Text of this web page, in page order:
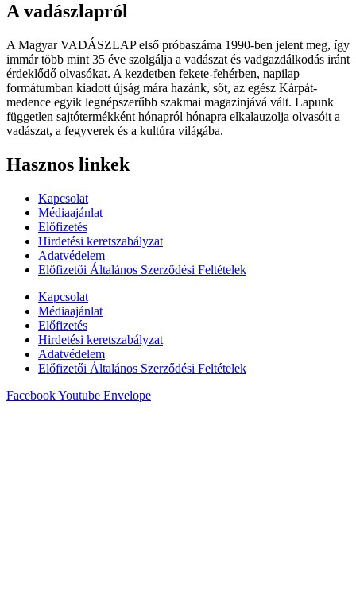
A vadászlapról
A Magyar VADÁSZLAP első próbaszáma 1990-ben jelent meg, így
immár több mint 35 éve szolgálja a vadászat és vadgazdálkodás iránt
érdeklődő olvasókat. A kezdetben fekete-fehérben, napilap
formátumban kiadott újság mára hazánk, sőt, az egész Kárpát-
medence egyik legnépszerűbb szakmai magazinjává vált. Lapunk
független sajtótermékként hónapról hónapra elkalauzolja olvasóit a
vadászat, a fegyverek és a kultúra világába.
Hasznos linkek
Kapcsolat
Médiaajánlat
Előfizetés
Hirdetési keretszabályzat
Adatvédelem
Előfizetői Általános Szerződési Feltételek
Kapcsolat
Médiaajánlat
Előfizetés
Hirdetési keretszabályzat
Adatvédelem
Előfizetői Általános Szerződési Feltételek
FacebookYoutube Envelope